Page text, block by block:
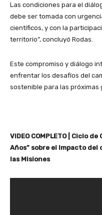
Las condiciones para el
debe ser tomada con
científicos, y con la
territorio”, concluyó Rodas.
Este compromiso y diálogo
enfrentar los desafíos del
sostenible para las próximas
VIDEO COMPLETO | Ciclo
Años” sobre el Impacto
las Misiones